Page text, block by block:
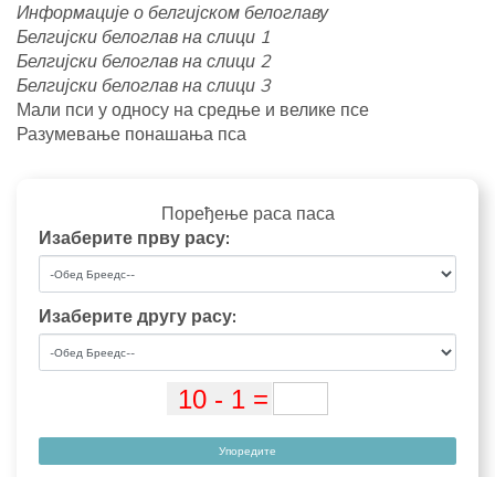
Информације о белгијском белоглаву
Белгијски белоглав на слици 1
Белгијски белоглав на слици 2
Белгијски белоглав на слици 3
Мали пси у односу на средње и велике псе
Разумевање понашања пса
Поређење раса паса
Изаберите прву расу:
Изаберите другу расу:
Упоредите